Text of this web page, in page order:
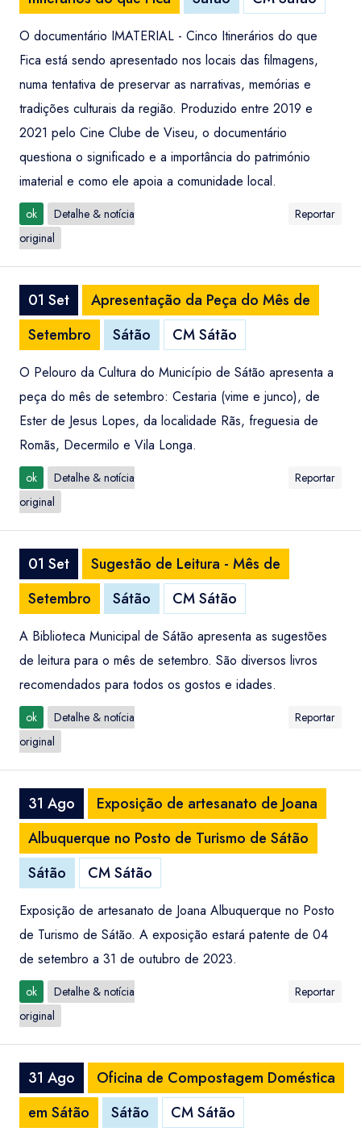
O documentário IMATERIAL - Cinco Itinerários do que
Fica está sendo apresentado nos locais das filmagens,
numa tentativa de preservar as narrativas, memórias e
tradições culturais da região. Produzido entre 2019 e
2021 pelo Cine Clube de Viseu, o documentário
questiona o significado e a importância do património
imaterial e como ele apoia a comunidade local.
ok
Detalhe & notícia
original
Reportar
01 Set
Apresentação da Peça do Mês de
Setembro
Sátão CM Sátão
O Pelouro da Cultura do Município de Sátão apresenta a
peça do mês de setembro: Cestaria (vime e junco), de
Ester de Jesus Lopes, da localidade Rãs, freguesia de
Romãs, Decermilo e Vila Longa.
ok
Detalhe & notícia
original
Reportar
01 Set
Sugestão de Leitura - Mês de
Setembro
Sátão CM Sátão
A Biblioteca Municipal de Sátão apresenta as sugestões
de leitura para o mês de setembro. São diversos livros
recomendados para todos os gostos e idades.
ok
Detalhe & notícia
original
Reportar
31 Ago
Exposição de artesanato de Joana
Albuquerque no Posto de Turismo de Sátão
Sátão
CM Sátão
Exposição de artesanato de Joana Albuquerque no Posto
de Turismo de Sátão. A exposição estará patente de 04
de setembro a 31 de outubro de 2023.
ok
Detalhe & notícia
original
Reportar
31 Ago
Oficina de Compostagem Doméstica
em Sátão
Sátão CM Sátão